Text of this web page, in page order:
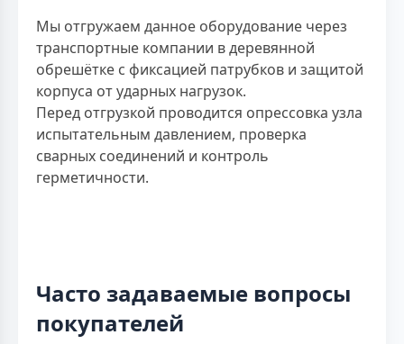
Мы отгружаем данное оборудование через
транспортные компании в деревянной
обрешётке с фиксацией патрубков и защитой
корпуса от ударных нагрузок.
Перед отгрузкой проводится опрессовка узла
испытательным давлением, проверка
сварных соединений и контроль
герметичности.
Часто задаваемые вопросы
покупателей